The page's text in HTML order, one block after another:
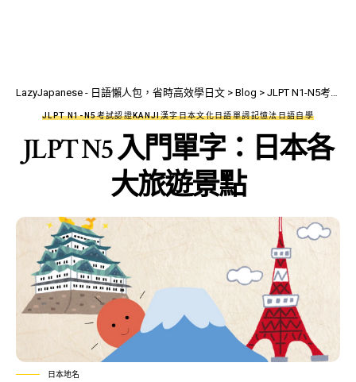
LazyJapanese - 日語懶人包，省時高效學日文 > Blog > JLPT N1-N5考試認證
JLPT N1-N5考試認證KANJI漢字日本文化日語單詞記憶法日語自學
JLPT N5 入門單字：日本各
大旅遊景點
日本地名